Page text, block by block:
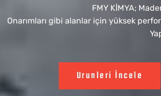
FMY KİMYA;
Onarımları gibi alanlar için yüksek
Urunleri İncele